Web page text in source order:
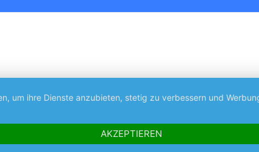
um ihre Dienste anzubieten, stetig zu verbessern und
AKZEPTIEREN